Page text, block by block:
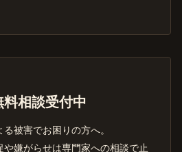
料相談受付中
被害でお困りの方へ。
嫌がらせは専門家への相談で止